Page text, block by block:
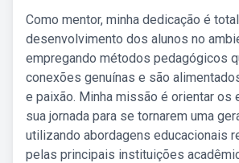
Como mentor, minha dedicação é
desenvolvimento dos alunos no
empregando métodos pedagógicos
conexões genuínas e são
e paixão. Minha missão é orientar os
sua jornada para se tornarem uma
utilizando abordagens educacionais
pelas principais instituições